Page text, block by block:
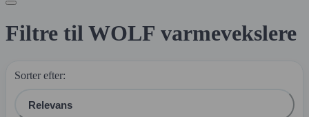
Filtre til WOLF varmevekslere
Sorter efter:
Relevans